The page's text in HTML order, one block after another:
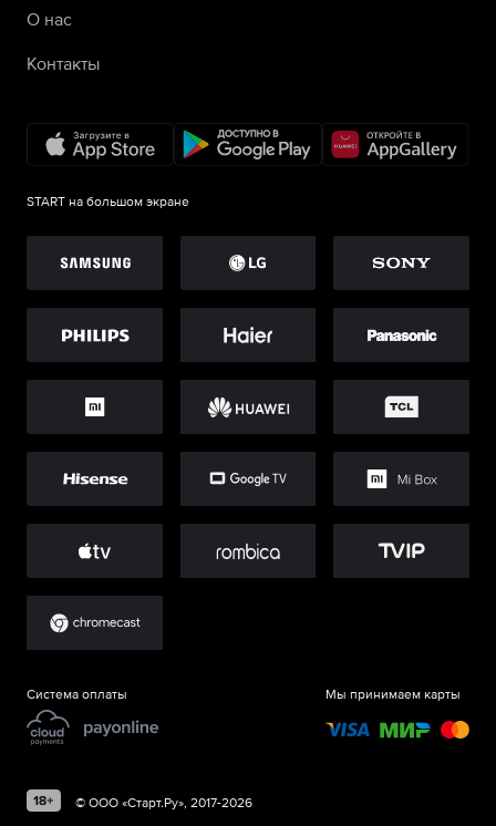
О нас
Контакты
START на большом экране
Система оплаты Мы принимаем карты
© ООО «Старт.Ру», 2017-2026